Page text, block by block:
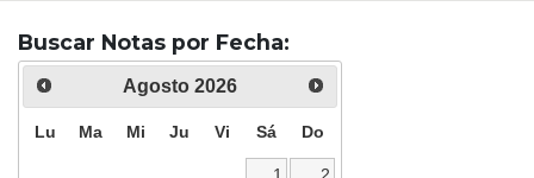
Buscar Notas por Fecha:
Agosto 2026
Lu Ma Mi Ju Vi Sá Do